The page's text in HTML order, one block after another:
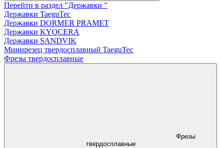
Перейти в раздел "Державки "
Державки TaeguTec
Державки DORMER PRAMET
Державки KYOCERA
Державки SANDVIK
Минирезец твердосплавный TaeguTec
Фрезы твердосплавные
Фрезы
твердосплавные